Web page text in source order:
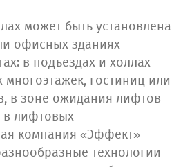
может быть установлена
офисных зданиях
в подъездах и холлах
гостиниц или
в зоне ожидания лифтов
в лифтовых
компания «Эффект»
технологии